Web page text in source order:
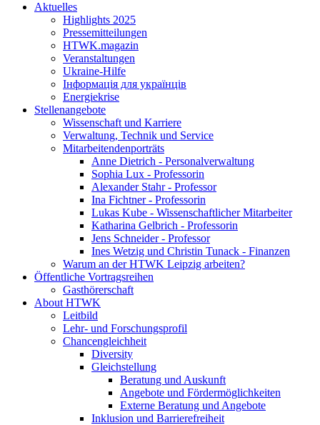
Aktuelles
Highlights 2025
Pressemitteilungen
HTWK.magazin
Veranstaltungen
Ukraine-Hilfe
Інформація для українців
Energiekrise
Stellenangebote
Wissenschaft und Karriere
Verwaltung, Technik und Service
Mitarbeitendenporträts
Anne Dietrich - Personalverwaltung
Sophia Lux - Professorin
Alexander Stahr - Professor
Ina Fichtner - Professorin
Lukas Kube - Wissenschaftlicher Mitarbeiter
Katharina Gelbrich - Professorin
Jens Schneider - Professor
Ines Wetzig und Christin Tunack - Finanzen
Warum an der HTWK Leipzig arbeiten?
Öffentliche Vortragsreihen
Gasthörerschaft
About HTWK
Leitbild
Lehr- und Forschungsprofil
Chancengleichheit
Diversity
Gleichstellung
Beratung und Auskunft
Angebote und Fördermöglichkeiten
Externe Beratung und Angebote
Inklusion und Barrierefreiheit